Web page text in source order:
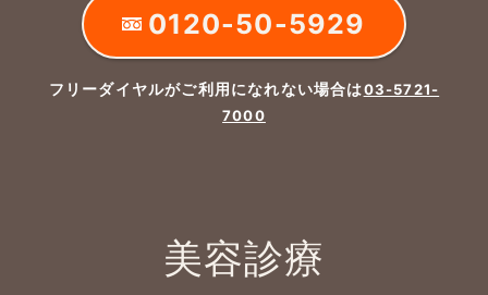
0120-50-5929
フリーダイヤルがご利用になれない場合は03-5721-
7000
美容診療